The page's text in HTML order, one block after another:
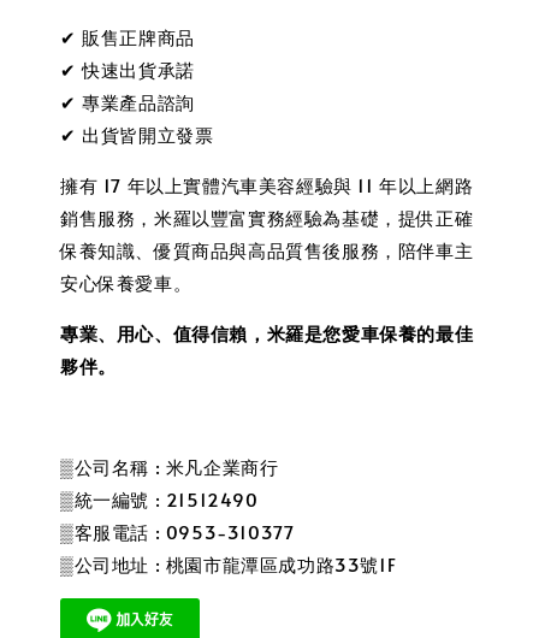
✔ 販售正牌商品
✔ 快速出貨承諾
✔ 專業產品諮詢
✔ 出貨皆開立發票
擁有 17 年以上實體汽車美容經驗與 11 年以上網路
銷售服務，米羅以豐富實務經驗為基礎，提供正確
保養知識、優質商品與高品質售後服務，陪伴車主
安心保養愛車。
專業、用心、值得信賴，米羅是您愛車保養的最佳
夥伴。
▒公司名稱 : 米凡企業商行
▒統一編號 : 21512490
▒客服電話 : 0953-310377
▒公司地址 : 桃園市龍潭區成功路33號1F